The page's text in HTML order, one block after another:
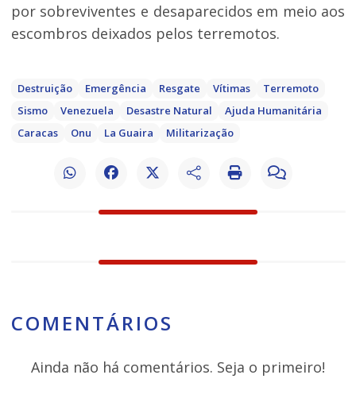
por sobreviventes e desaparecidos em meio aos
escombros deixados pelos terremotos.
Destruição Emergência Resgate Vítimas
Terremoto
Sismo
Venezuela Desastre Natural
Ajuda Humanitária
Caracas
Onu La Guaira Militarização
COMENTÁRIOS
Ainda não há comentários. Seja o primeiro!